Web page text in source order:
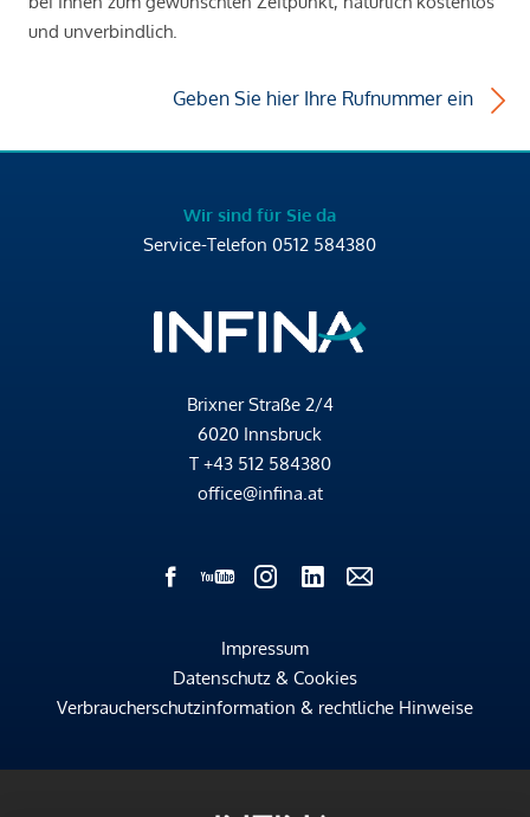
und unverbindlich.
Geben Sie hier Ihre Rufnummer ein
Wir sind für Sie da
Service-Telefon 0512 584380
Brixner Straße 2/4
6020 Innsbruck
T +43 512 584380
office@infina.at
Impressum
Datenschutz & Cookies
Verbraucherschutzinformation & rechtliche Hinweise